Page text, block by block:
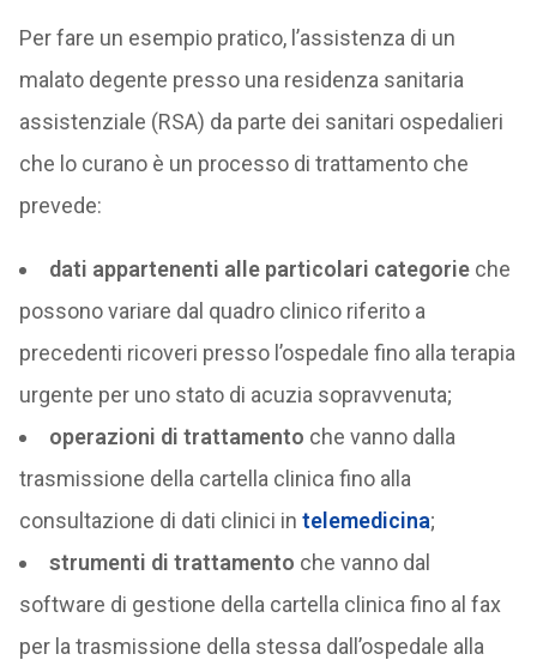
Per fare un esempio pratico, l’assistenza di un
malato degente presso una residenza sanitaria
assistenziale (RSA) da parte dei sanitari ospedalieri
che lo curano è un processo di trattamento che
prevede:
dati appartenenti alle particolari categorieche
possono variare dal quadro clinico riferito a
precedenti ricoveri presso l’ospedale fino alla terapia
urgente per uno stato di acuzia sopravvenuta;
operazioni di trattamento che vanno dalla
trasmissione della cartella clinica fino alla
consultazione di dati clinici in telemedicina;
strumenti di trattamento che vanno dal
software di gestione della cartella clinica fino al fax
per la trasmissione della stessa dall’ospedale alla